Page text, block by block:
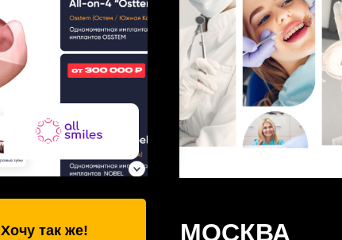
Хочу так же! МОСКВА